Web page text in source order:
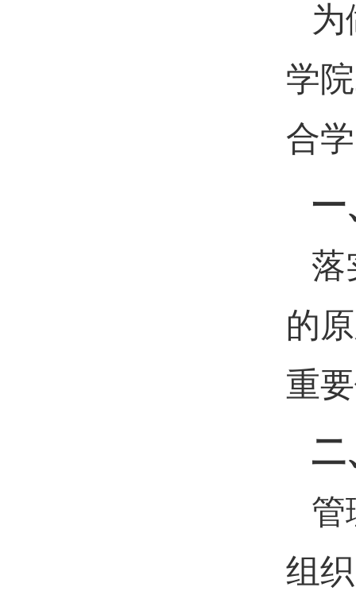
为
学院
合
一
落
的
重
二
管
组